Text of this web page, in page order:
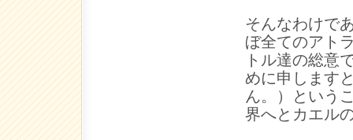
そんなわけで
ぼ全てのアト
トル達の総意
めに申します
ん。）という
界へとカエル